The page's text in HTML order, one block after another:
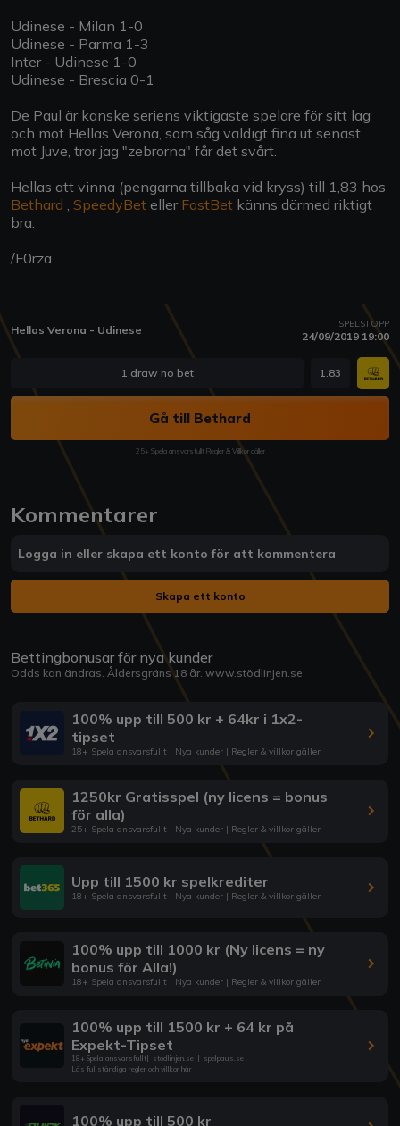
Udinese - Milan 1-0
Udinese - Parma 1-3
Inter - Udinese 1-0
Udinese - Brescia 0-1
De Paul är kanske seriens viktigaste spelare för sitt lag
och mot Hellas Verona, som såg väldigt fina ut senast
mot Juve, tror jag "zebrorna" får det svårt.
Hellas att vinna (pengarna tillbaka vid kryss) till 1,83 hos
Bethard SpeedyBet eller FastBet känns därmed riktigt
bra.
/F0rza
Hellas Verona - Udinese SPELSTOPP
24/09/2019 19:00
1 draw no bet 1.83
Gå till Bethard
25+ Spela ansvarsfullt Regler & Villkor gäller
Kommentarer
Logga in eller skapa ett konto för att kommentera
Skapa ett konto
Bettingbonusar för nya kunder
Odds kan ändras. Åldersgräns 18 år. www.stödlinjen.se
100% upp till 500 kr + 64kr i 1x2-
tipset
18+ Spela ansvarsfullt | Nya kunder | Regler & villkor gäller
1250kr Gratisspel (ny licens = bonus
för alla)
25+ Spela ansvarsfullt | Nya kunder | Regler & villkor gäller
Upp till 1500 kr spelkrediter
18+ Spela ansvarsfullt | Nya kunder | Regler & villkor gäller
100% upp till 1000 kr (Ny licens = ny
bonus för Alla!)
18+ Spela ansvarsfullt | Nya kunder | Regler & villkor gäller
100% upp till 1500 kr + 64 kr på
Expekt-Tipset
18+ Spela ansvarsfullt| stodlinjen.se | spelpaus.se
Läs fullständiga regler och villkor här
100% upp till 500 kr